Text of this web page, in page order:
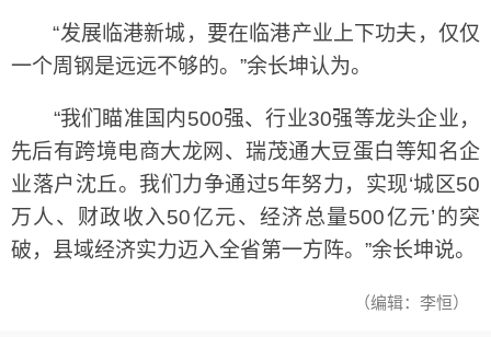
“发展临港新城，要在临港产业上下功夫，仅仅
一个周钢是远远不够的。”余长坤认为。
“我们瞄准国内500强、行业30强等龙头企业，
先后有跨境电商大龙网、瑞茂通大豆蛋白等知名企
业落户沈丘。我们力争通过5年努力，实现‘城区50
万人、财政收入50亿元、经济总量500亿元’的突
破，县域经济实力迈入全省第一方阵。”余长坤说。
（编辑：李恒）